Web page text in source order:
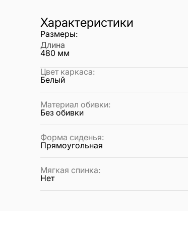
Характеристики
Размеры:
Длина
480 мм
Цвет каркаса:
Белый
Материал обивки:
Без обивки
Форма сиденья:
Прямоугольная
Мягкая спинка:
Нет